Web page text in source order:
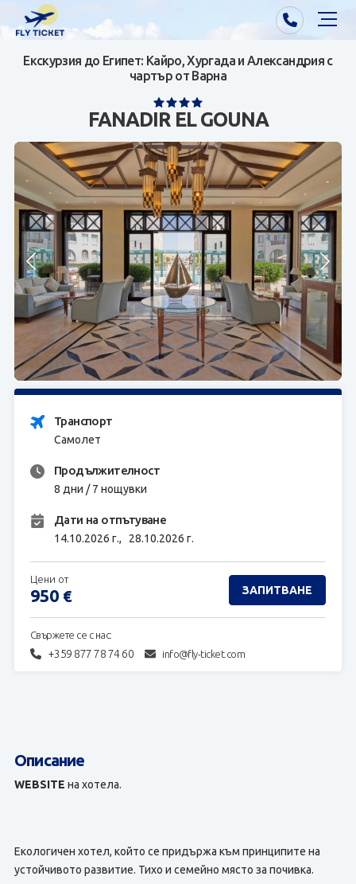
Почивки от Варна
Почивки от София/Пловдив/Бургас
Самолетни билети
Визи
Контакти
За нас
ЗАПИТВАНЕ
Екскурзия до Египет: Кайро, Хургада и Александрия с
чартър от Варна
FANADIR EL GOUNA
Транспорт
Самолет
Продължителност
8 дни / 7 нощувки
Дати на отпътуване
14.10.2026 г., 28.10.2026 г.
Свържете се с нас:
+359 877 78 74 60 info@fly-ticket.com
Цени от
950 € ЗАПИТВАНЕ
Описание
WEBSITE на хотела.
Екологичен хотел, който се придържа към принципите на
устойчивото развитие. Тихо и семейно място за почивка.